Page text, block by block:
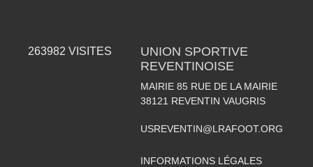
263982 VISITES
UNION SPORTIVE
REVENTINOISE
MAIRIE 85 RUE DE LA MAIRIE
38121 REVENTIN VAUGRIS
USREVENTIN@LRAFOOT.ORG
INFORMATIONS LÉGALES